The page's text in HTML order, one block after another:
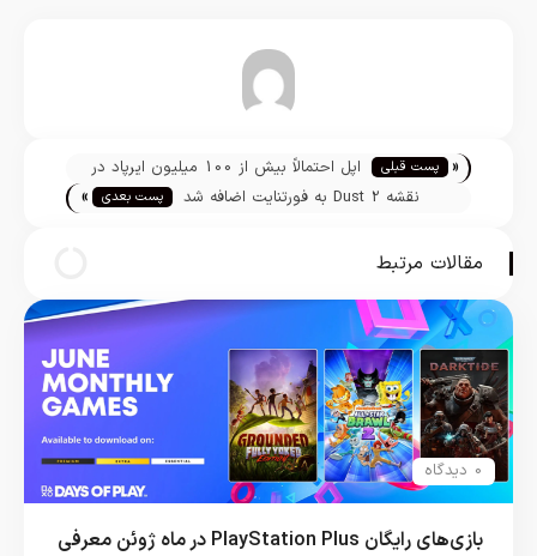
تیم تحریریه « پست قبلی
اپل احتمالاً بیش از 100 میلیون ایرپاد در
سال 2020 می‌فروشد
نقشه Dust 2 به فورتنایت اضافه شد پست بعدی »
مقالات مرتبط
0 دیدگاه
بازی‌های رایگان PlayStation Plus در ماه ژوئن معرفی